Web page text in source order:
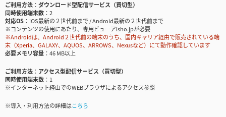
ご利用方法
ダウンロード型配信サービス（買切型）
同時使用端末数
2
対応OS
iOS最新の２世代前まで / Android最新の２世代前まで
※コンテンツの使用にあたり、専用ビューアisho.jpが必要
※Androidは、Android２世代前の端末のうち、国内キャリア経由で販売されている端
末（Xperia、GALAXY、AQUOS、ARROWS、Nexusなど）にて動作確認しています
必要メモリ容量
46 MB以上
ご利用方法
アクセス型配信サービス（買切型）
同時使用端末数
1
※インターネット経由でのWEBブラウザによるアクセス参照
※導入・利用方法の詳細はこちら